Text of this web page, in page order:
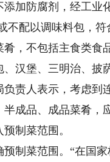
加防腐剂，经工业
不配以调味料包，
，不包括主食类食
汉堡、三明治、披
人表示，考虑到
成品、成品菜肴，
制菜范围。
菜范围。“在国家